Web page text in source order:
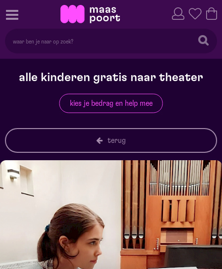
alle kinderen gratis naar theater
kies je bedrag en help mee
terug